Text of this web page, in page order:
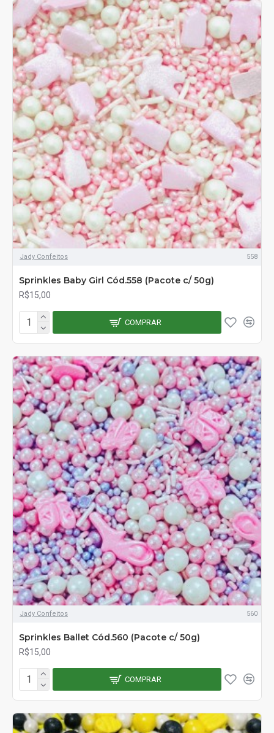
Jady Confeitos 558
Sprinkles Baby Girl Cód.558 (Pacote c/ 50g)
R$15,00
COMPRAR
Jady Confeitos 560
Sprinkles Ballet Cód.560 (Pacote c/ 50g)
R$15,00
COMPRAR